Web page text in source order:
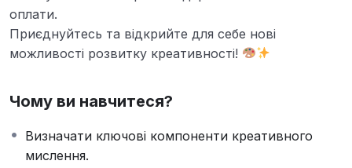
оплати.
Приєднуйтесь та відкрийте для себе нові
можливості розвитку креативності!
Чому ви навчитеся?
Визначати ключові компоненти креативного
мислення.